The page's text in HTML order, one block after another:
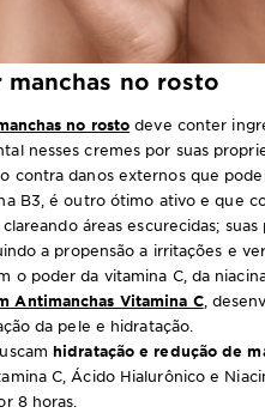
no rosto
no rosto deve conter
nesses cremes por suas
contra danos externos que
B3, é outro ótimo ativo e que
áreas escurecidas;
a propensão a irritações e
o poder da vitamina C, da
Antimanchas Vitamina C,
da pele e hidratação.
hidratação e redução de
C, Ácido Hialurônico e
8 horas.